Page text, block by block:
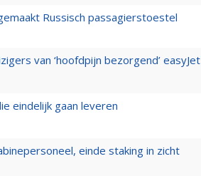
Russisch passagierstoestel
van ‘hoofdpijn bezorgend’ easyJet
eindelijk gaan leveren
einde staking in zicht